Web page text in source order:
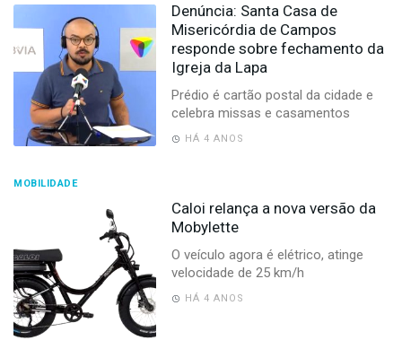
Denúncia: Santa Casa de
Misericórdia de Campos
responde sobre fechamento da
Igreja da Lapa
Prédio é cartão postal da cidade e
celebra missas e casamentos
HÁ 4 ANOS
MOBILIDADE
Caloi relança a nova versão da
Mobylette
O veículo agora é elétrico, atinge
velocidade de 25 km/h
HÁ 4 ANOS